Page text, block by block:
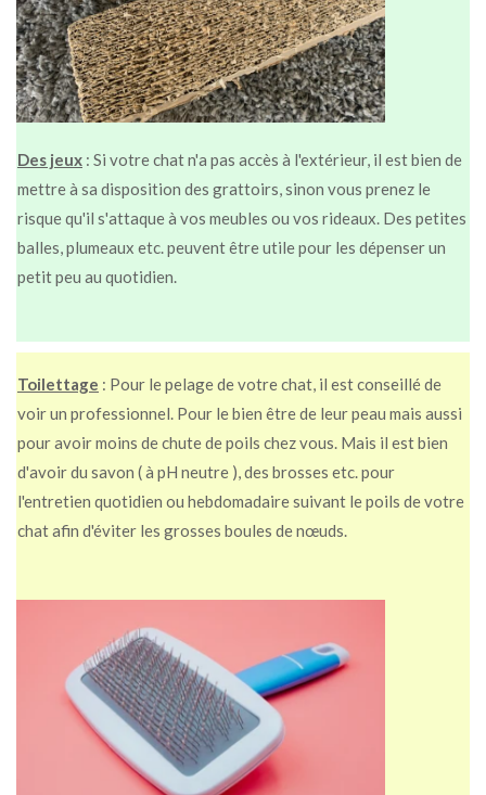
Des jeux : Si votre chat n'a pas accès à l'extérieur, il est bien de
mettre à sa disposition des grattoirs, sinon vous prenez le
risque qu'il s'attaque à vos meubles ou vos rideaux. Des petites
balles, plumeaux etc. peuvent être utile pour les dépenser un
petit peu au quotidien.
Toilettage : Pour le pelage de votre chat, il est conseillé de
voir un professionnel. Pour le bien être de leur peau mais aussi
pour avoir moins de chute de poils chez vous. Mais il est bien
d'avoir du savon ( à pH neutre ), des brosses etc. pour
l'entretien quotidien ou hebdomadaire suivant le poils de votre
chat afin d'éviter les grosses boules de nœuds.